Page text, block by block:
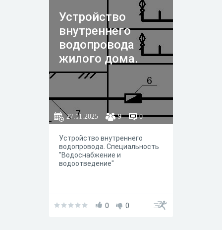
Устройство
внутреннего
водопровода
жилого дома.
27.11.2025 9 0
Устройство внутреннего
водопровода. Специальность
"Водоснабжение и
водоотведение"
0 0